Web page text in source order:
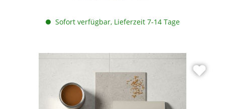
Sofort verfügbar, Lieferzeit 7-14 Tage